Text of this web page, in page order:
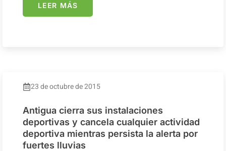
LEER MÁS
23 de octubre de 2015
Antigua cierra sus instalaciones
deportivas y cancela cualquier actividad
deportiva mientras persista la alerta por
fuertes lluvias